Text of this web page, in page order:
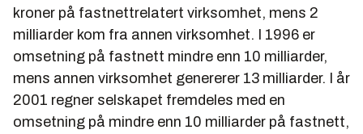
kroner på fastnettrelatert virksomhet, mens 2
milliarder kom fra annen virksomhet. I 1996 er
omsetning på fastnett mindre enn 10 milliarder,
mens annen virksomhet genererer 13 milliarder. I år
2001 regner selskapet fremdeles med en
omsetning på mindre enn 10 milliarder på fastnett,